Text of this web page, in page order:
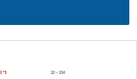
*1 32～334